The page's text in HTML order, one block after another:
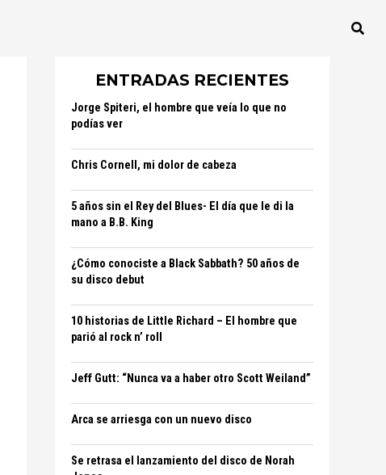
ENTRADAS RECIENTES
Jorge Spiteri, el hombre que veía lo que no
podías ver
Chris Cornell, mi dolor de cabeza
5 años sin el Rey del Blues- El día que le di la
mano a B.B. King
¿Cómo conociste a Black Sabbath? 50 años de
su disco debut
10 historias de Little Richard – El hombre que
parió al rock n’ roll
Jeff Gutt: “Nunca va a haber otro Scott Weiland”
Arca se arriesga con un nuevo disco
Se retrasa el lanzamiento del disco de Norah